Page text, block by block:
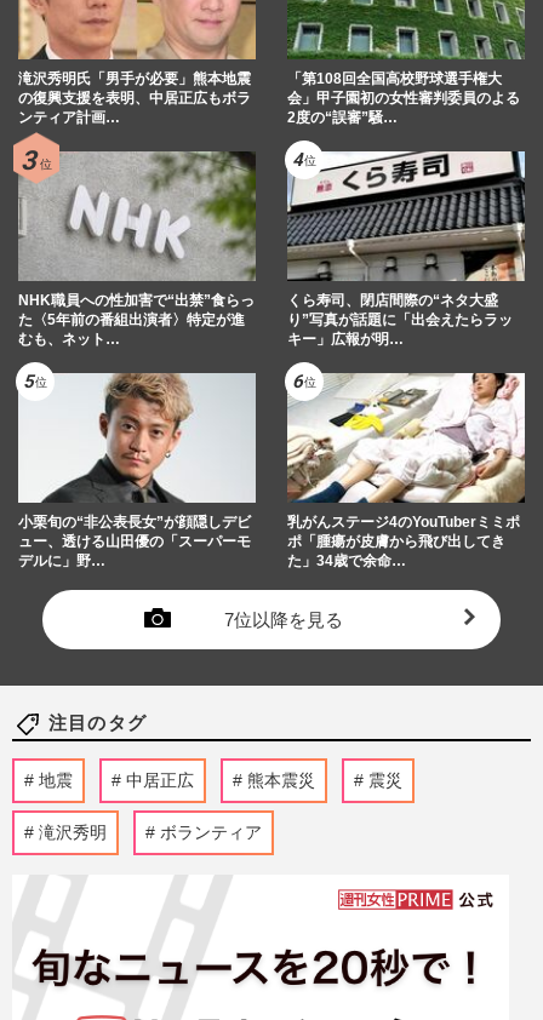
滝沢秀明氏「男手が必要」熊本地震
の復興支援を表明、中居正広もボラ
ンティア計画…
「第108回全国高校野球選手権大
会」甲子園初の女性審判委員のよる
2度の“誤審”騒…
NHK職員への性加害で“出禁”食らっ
た〈5年前の番組出演者〉特定が進
むも、ネット…
くら寿司、閉店間際の“ネタ大盛
り”写真が話題に「出会えたらラッ
キー」広報が明…
小栗旬の“非公表長女”が顔隠しデビ
ュー、透ける山田優の「スーパーモ
デルに」野…
乳がんステージ4のYouTuberミミポ
ポ「腫瘍が皮膚から飛び出してき
た」34歳で余命…
7位以降を見る
注目のタグ
地震 中居正広 熊本震災 震災
滝沢秀明 ボランティア